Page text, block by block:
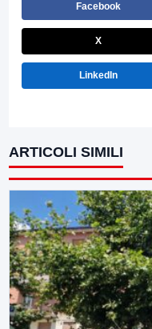
Facebook
X
LinkedIn
ARTICOLI SIMILI